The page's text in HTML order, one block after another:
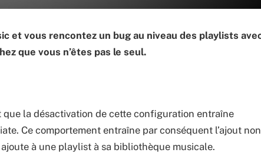
et vous rencontez un bug au niveau des playlists
que vous n’êtes pas le seul.
la désactivation de cette configuration entraîne
Ce comportement entraîne par conséquent l’ajout non
à une playlist à sa bibliothèque musicale.